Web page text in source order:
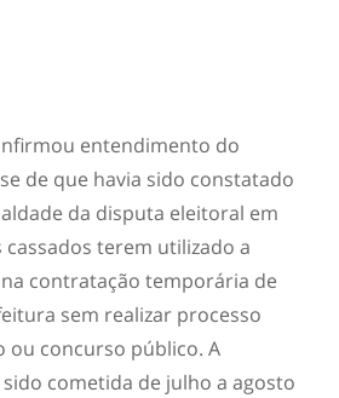
entendimento do
de que havia sido constatado
da disputa eleitoral em
cassados terem utilizado a
contratação temporária de
sem realizar processo
ou concurso público. A
cometida de julho a agosto